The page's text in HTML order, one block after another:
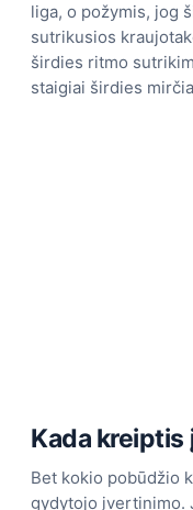
liga, o požymis, jog
sutrikusios
širdies ritmo
staigiai širdies
Kada kreiptis
Bet kokio pobūdžio
gydytojo įvertinimo.